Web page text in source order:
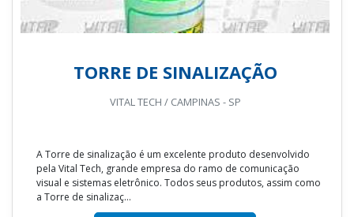
TORRE DE SINALIZAÇÃO
VITAL TECH / CAMPINAS - SP
A Torre de sinalização é um excelente produto desenvolvido
pela Vital Tech, grande empresa do ramo de comunicação
visual e sistemas eletrônico. Todos seus produtos, assim como
a Torre de sinalizaç...